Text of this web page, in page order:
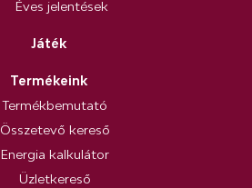
Éves jelentések
Játék
Termékeink
Termékbemutató
Összetevő kereső
Energia kalkulátor
Üzletkereső